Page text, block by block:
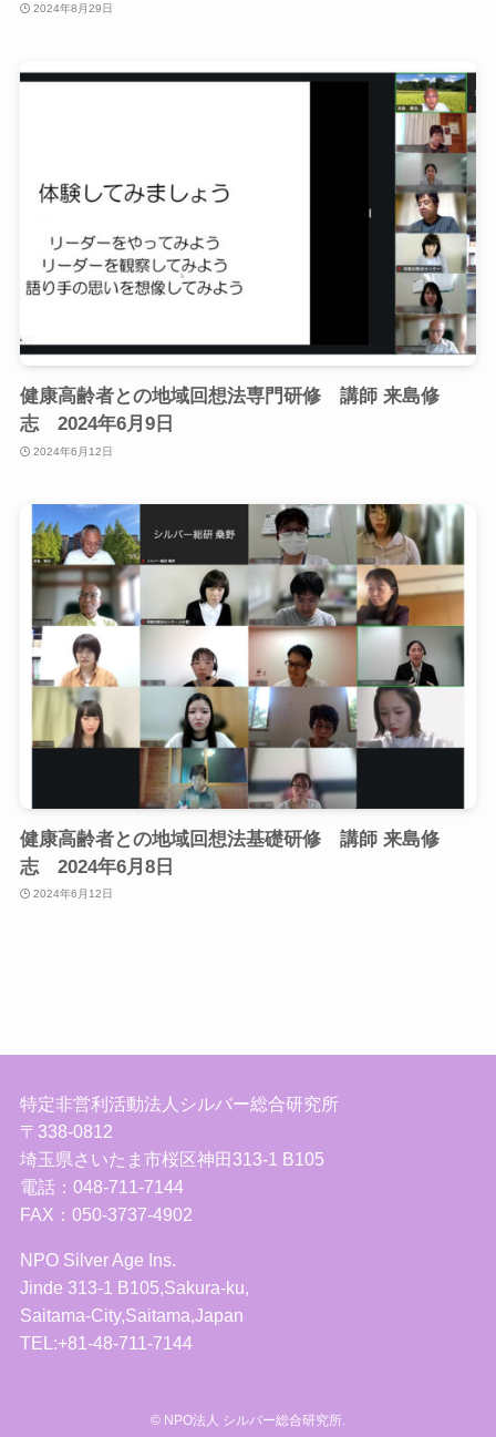
2024年8月29日
健康高齢者との地域回想法専門研修 講師 来島修
志 2024年6月9日
2024年6月12日
健康高齢者との地域回想法基礎研修 講師 来島修
志 2024年6月8日
2024年6月12日
特定非営利活動法人シルバー総合研究所
〒338-0812
埼玉県さいたま市桜区神田313-1 B105
電話：048-711-7144
FAX：050-3737-4902
NPO Silver Age Ins.
Jinde 313-1 B105,Sakura-ku,
Saitama-City,Saitama,Japan
TEL:+81-48-711-7144
© NPO法人 シルバー総合研究所.